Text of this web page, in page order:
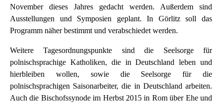
November dieses Jahres gedacht werden. Außerdem sind
Ausstellungen und Symposien geplant. In Görlitz soll das
Programm näher bestimmt und verabschiedet werden.
Weitere Tagesordnungspunkte sind die Seelsorge für
polnischsprachige Katholiken, die in Deutschland leben und
hierbleiben wollen, sowie die Seelsorge für die
polnischsprachigen Saisonarbeiter, die in Deutschland arbeiten.
Auch die Bischofssynode im Herbst 2015 in Rom über Ehe und